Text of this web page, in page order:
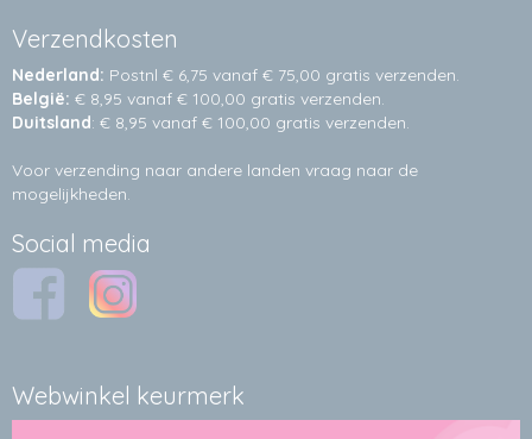
Verzendkosten
Nederland: Postnl € 6,75 vanaf € 75,00 gratis verzenden.
België: € 8,95 vanaf € 100,00 gratis verzenden.
Duitsland: € 8,95 vanaf € 100,00 gratis verzenden.
Voor verzending naar andere landen vraag naar de
mogelijkheden.
Social media
Webwinkel keurmerk